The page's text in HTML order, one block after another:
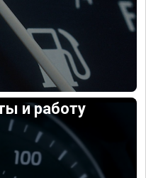
и работу